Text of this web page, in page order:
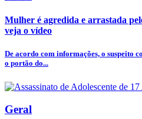
Mulher é agredida e arrastada
veja o vídeo
De acordo com informações, o suspeito
o portão do...
Geral